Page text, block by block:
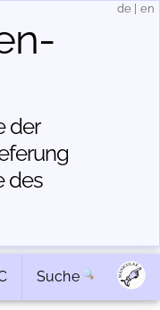
der
des
de en
Suche